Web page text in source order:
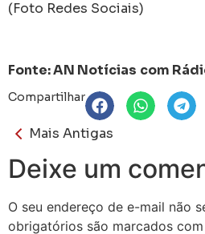
(Foto Redes Sociais)
Fonte: AN Notícias com
Compartilhar
Mais Antigas
Deixe um
O seu endereço de e-mail não
obrigatórios são marcados com